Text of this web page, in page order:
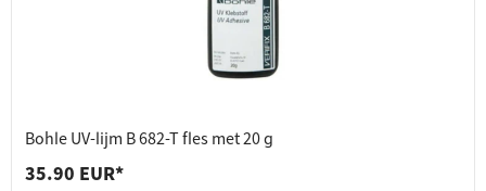
Bohle UV-lijm B 682-T fles met 20 g
35.90 EUR*